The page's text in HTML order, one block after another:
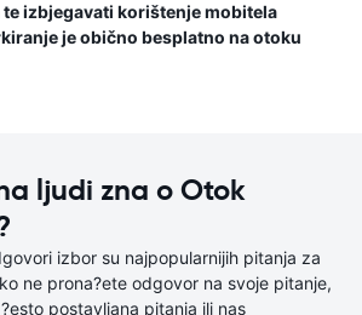
izbjegavati korištenje mobitela
je obično besplatno na otoku
ljudi zna o Otok
izbor su najpopularnijih pitanja za
ne prona?ete odgovor na svoje pitanje,
postavljana pitanja ili nas